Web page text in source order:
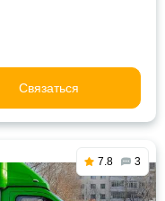
Связаться
7.8 3